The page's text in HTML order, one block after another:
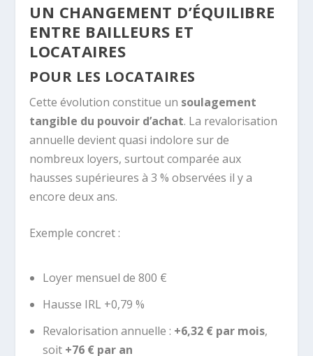
UN CHANGEMENT D’ÉQUILIBRE
ENTRE BAILLEURS ET
LOCATAIRES
POUR LES LOCATAIRES
Cette évolution constitue un soulagement
tangible du pouvoir d’achat. La revalorisation
annuelle devient quasi indolore sur de
nombreux loyers, surtout comparée aux
hausses supérieures à 3 % observées il y a
encore deux ans.
Exemple concret :
Loyer mensuel de 800 €
Hausse IRL +0,79 %
Revalorisation annuelle : +6,32 € par mois,
soit +76 € par an